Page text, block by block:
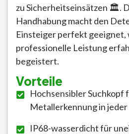
zu Sicherheitseinsätzen 🏛️.
Handhabung macht den
Einsteiger perfekt geeignet,
professionelle Leistung
begeistert.
Vorteile
Hochsensibler Suchkopf
Metallerkennung in
IP68-wasserdicht für